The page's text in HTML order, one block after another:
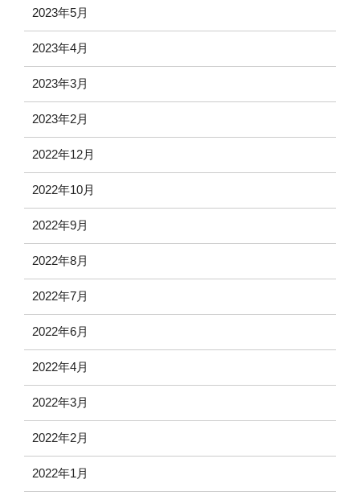
2023年5月
2023年4月
2023年3月
2023年2月
2022年12月
2022年10月
2022年9月
2022年8月
2022年7月
2022年6月
2022年4月
2022年3月
2022年2月
2022年1月